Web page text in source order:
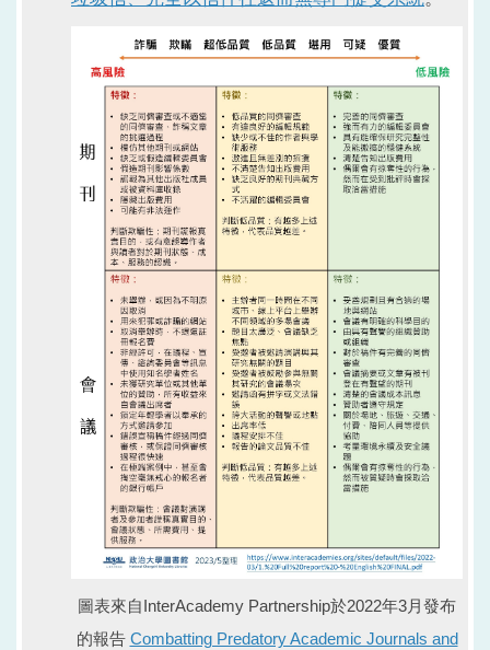
圖表來自InterAcademy Partnership於2022年3月發布
的報告 Combatting Predatory Academic Journals and